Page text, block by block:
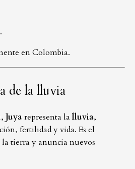
en Colombia.
de la lluvia
Juyarepresenta lalluvia,
fertilidad y vida. Es el
tierra y anuncia nuevos